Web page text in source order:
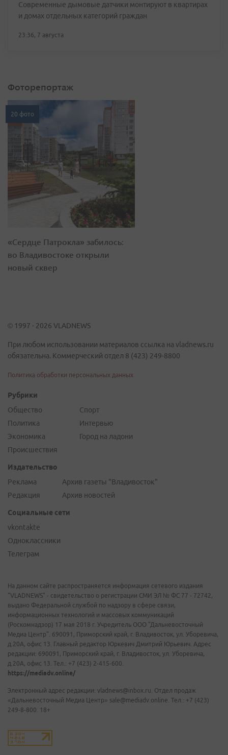
Современные дымовые датчики монтируют в квартирах
и домах отдельных категорий граждан
23:36, 7 августа
Фоторепортаж
20 фото
«Сердце Патрокла» забилось:
во Владивостоке открыли
новый сквер
© 1997 - 2026 VLADNEWS
При любом использовании материалов ссылка на vladnews.ru
обязательна. Коммерческий отдел 8 (423) 249-8800
Политика обработки персональных данных
Рубрики
Общество
Политика
Экономика
Происшествия
Спорт
Интервью
Город на ладони
Издательство
Реклама
Редакция
Архив газеты "Владивосток"
Архив новостей
Социальные сети
vkontakte
Одноклассники
Телеграм
На данном сайте распространяется информация сетевого издания
"VLADNEWS" - свидетельство о регистрации СМИ ЭЛ № ФС 77 - 72742,
выдано Федеральной службой по надзору в сфере связи,
информационных технологий и массовых коммуникаций
(Роскомнадзор) 17 мая 2018 г. Учредитель ООО "Дальневосточный
Медиа Центр". 690091, Приморский край, г. Владивосток, ул. Уборевича,
д.20А, офис 13. Главный редактор Юркевич Дмитрий Юрьевич. Адрес
редакции: 690091, Приморский край, г. Владивосток, ул. Уборевича,
д.20А, офис 13. Тел.: +7 (423) 2-415-600.
https://mediadv.online/
Электронный адрес редакции: vladnews@inbox.ru. Отдел продаж
«Дальневосточный Медиа Центр» sale@mediadv.online. Тел.: +7 (423)
249-8-800. 18+